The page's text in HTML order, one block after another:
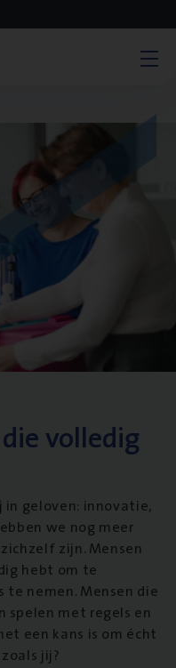
volledig
in geloven: innovatie,
we nog meer
zijn. Mensen
hebt om te
te nemen. Mensen die
spelen met regels en
een kans is om écht
jij?